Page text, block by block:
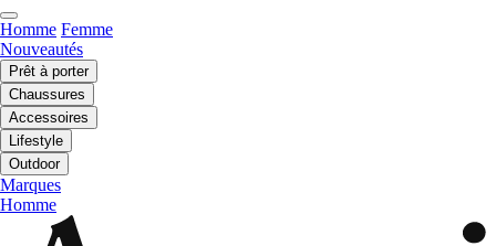
Homme Femme
Nouveautés
Prêt à porter
Chaussures
Accessoires
Lifestyle
Outdoor
Marques
Homme